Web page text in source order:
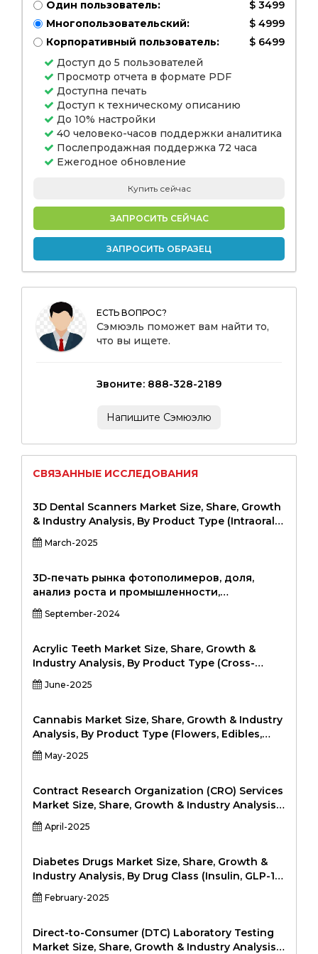
Один пользователь:
$ 3499
Многопользовательский:
$ 4999
Корпоративный пользователь:
$ 6499
Доступ до 5 пользователей
Просмотр отчета в формате PDF
Доступна печать
Доступ к техническому описанию
До 10% настройки
40 человеко-часов поддержки аналитика
Послепродажная поддержка 72 часа
Ежегодное обновление
Купить сейчас
ЗАПРОСИТЬ СЕЙЧАС
ЗАПРОСИТЬ ОБРАЗЕЦ
ЕСТЬ ВОПРОС?
Сэмюэль поможет вам найти то,
что вы ищете.
Звоните: 888-328-2189
Напишите Сэмюэлю
СВЯЗАННЫЕ ИССЛЕДОВАНИЯ
3D Dental Scanners Market Size, Share, Growth
& Industry Analysis, By Product Type (Intraoral
Scanners, Extraoral Scanners, Hybrid Scanners),
By Application (Diagnostic Imaging, Treatment
Cosmetic Dentistry), By End User (Dental
Clinics, Hospitals, Research & Academic
Institutions), and Regional Analysis, 2024-2031
March-2025
3D-печать рынка фотополимеров, доля,
анализ роста и промышленности,
технология (цифровая обработка света,
полихет, стереолитография, уретановое
(ультрафиолетовый, видимый,
инфракрасный), вертикальный
(здравоохранение, аэрокосмическая и
оборона, автомобильная, тяжелая
потребителей, электронные и
электрические и другие.
September-2024
Acrylic Teeth Market Size, Share, Growth &
Industry Analysis, By Product Type (Cross-
Linked Acrylic Teeth, Non-Cross-Linked Acrylic
Teeth), By Application (Complete Dentures,
Supported Dentures), By End-User (Dental
Clinics, Hospitals, Dental Laboratories,
Academic Institutes), and Regional Analysis,
2024-2031
June-2025
Cannabis Market Size, Share, Growth & Industry
Analysis, By Product Type (Flowers, Edibles,
Oils, Tinctures, Topical, Capsules, Beverages), By
Application (Medical Use, Recreational Use,
By End User (Pharmaceuticals, Food &
Beverage, Cosmetics, Healthcare, Retail
Consumers), and Regional Analysis, 2024-2031
May-2025
Contract Research Organization (CRO) Services
Market Size, Share, Growth & Industry Analysis,
By Service Type (Clinical Trial Services,
Laboratory Services, Regulatory Affairs, Data
By Application (Drug Development, Medical
Devices, Diagnostics, Consumer Health, Others)
By End User (Pharmaceutical, Biotechnology,
Medical Device Companies, Others) and
April-2025
Diabetes Drugs Market Size, Share, Growth &
Industry Analysis, By Drug Class (Insulin, GLP-1
Receptor Agonists, SGLT2 Inhibitors, DPP-4
Inhibitors, Sulfonylureas, Others), By Drug Type
(Hospitals, Homecare, Clinics, Others), and
Regional Analysis, 2024-2031
February-2025
Direct-to-Consumer (DTC) Laboratory Testing
Market Size, Share, Growth & Industry Analysis,